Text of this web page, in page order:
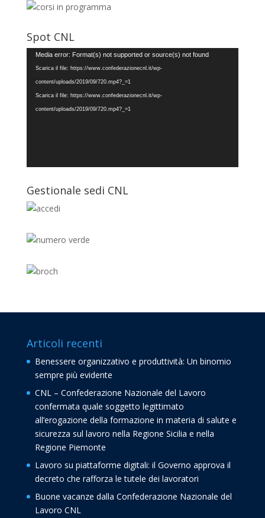
Spot CNL
Video
Player
Media error: Format(s) not supported or source(s) not found
Scarica il file: https://www.confederazionecnl.it/wp-
content/uploads/2019/09/720.mp4?_=1
Scarica il file: https://www.confederazionecnl.it/wp-
content/uploads/2019/09/720.mp4?_=1
Gestionale sedi CNL
Articoli recenti
Benessere organizzativo e produttività: Un binomio
sempre più evidente
CNL – Confederazione Nazionale del Lavoro
confermata quale soggetto legittimato
all’erogazione della formazione in materia di salute e
sicurezza sul lavoro nella Regione Sicilia e nella
Regione Piemonte
Lavoro su piattaforme digitali: il Governo approva il
decreto che rafforza le tutele dei lavoratori
Buone vacanze dalla Confederazione Nazionale del
Lavoro CNL